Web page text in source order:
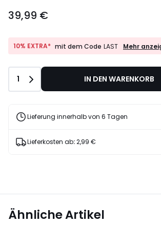
€.
39,99 €
10% EXTRA* mit dem Code LAST
10%
Code
LAST
Mehr
Anzahl
1 IN DEN WARENKORB
Lieferung innerhalb von 6 Tagen
Lieferkosten ab:2,99 €
Ähnliche Artikel